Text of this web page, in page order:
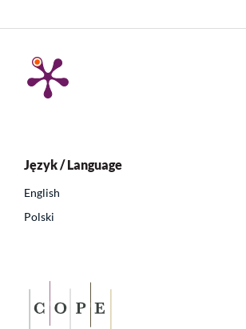
Język / Language
English
Polski